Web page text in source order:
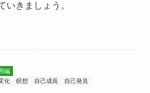
いきましょう。
編
化 瞑想 自己成長 自己発見